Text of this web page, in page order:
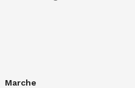
Marche